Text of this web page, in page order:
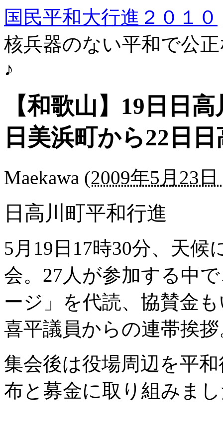
国民平和大行進２０１０
核兵器のない平和で公
♪
【和歌山】19日日
日美浜町から22日
Maekawa (2009年5月23日
日高川町平和行進
5月19日17時30分、天
会。27人が参加する中
ージ」を代読、協賛金
喜平議員からの連帯挨
集会後は役場周辺を平
布と募金に取り組みま